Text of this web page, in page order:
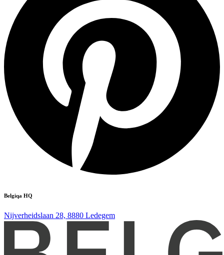
Belgiqa HQ
Nijverheidslaan 28, 8880 Ledegem